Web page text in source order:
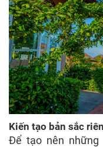
Kiến tạo bản sắc
Để tạo nên những